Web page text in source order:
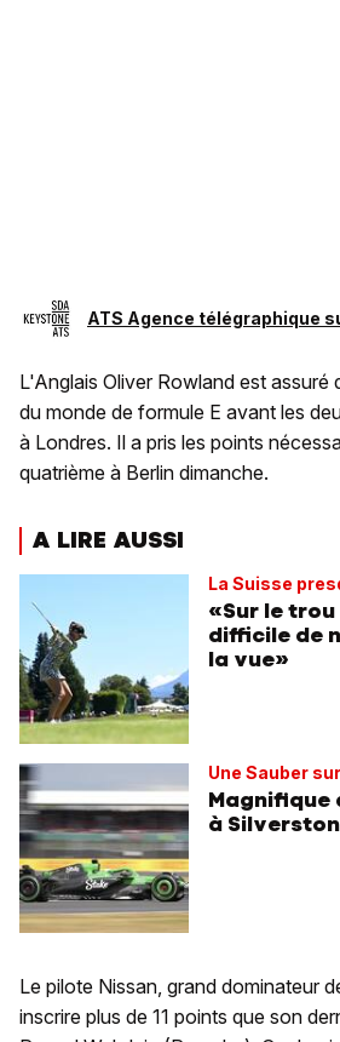
ATS Agence télégraphique
L'Anglais Oliver Rowland est assuré
du monde de formule E avant les
à Londres. Il a pris les points
quatrième à Berlin dimanche.
A LIRE AUSSI
La Suisse
«Sur le
difficile de
la vue»
Une Sauber
Magnifique
à
Le pilote Nissan, grand dominateur
inscrire plus de 11 points que son